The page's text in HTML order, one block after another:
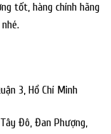
tốt, hàng chính hãng
3, Hồ Chí Minh
Đô, Đan Phượng,